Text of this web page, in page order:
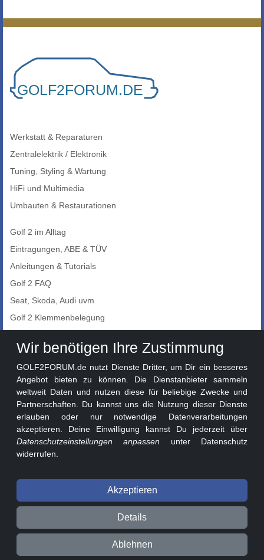
Werkstatt & Reparaturen
Zentralelektrik / Elektronik
Tuning, Styling & Wartung
HiFi und Multimedia
Umbauten & Restaurationen
Golf 2 im Alltag
Eintragungen, ABE & TÜV
Anleitungen & Tutorials
Golf 2 FAQ
Seat, Skoda, Audi uvm
Golf 2 Klemmenbelegung
Auto-Showroom
Golf 2 Lackcodes
Sonderversionen
Sonstige Marken
© 2026 GOLF2FORUM - Volkswagen Golf II Forum seit 2010 ❤️
Beitragsregeln Datenschutz Impressum
Wir benötigen Ihre Zustimmung
GOLF2FORUM.de nutzt Dienste Dritter, um Dir ein besseres
Angebot bieten zu können. Die Dienstanbieter sammeln
weltweit Daten und nutzen diese für beliebige Zwecke und
Partnerschaften. Du kannst uns die Nutzung dieser Dienste
erlauben oder nur notwendige Datenverarbeitungen
akzeptieren. Deine Einwilligung kannst Du jederzeit über
Datenschutzeinstellungen anpassen unter Datenschutz
widerrufen.
Akzeptieren
Details
Ablehnen